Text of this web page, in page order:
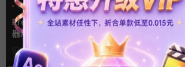
PR基本图形 UI 手机
Premiere模板 手机音乐播放
器App软件界面UI进度条动画
视频样机pr模版
17小时前
PR基本图形
幻灯片
Pr视频模
切换开场
2天前